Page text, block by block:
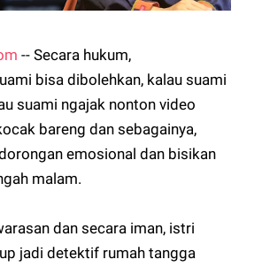
-- Secara hukum,
bisa dibolehkan, kalau suami
suami ngajak nonton video
bareng dan sebagainya,
emosional dan bisikan
malam.
dan secara iman, istri
jadi detektif rumah tangga